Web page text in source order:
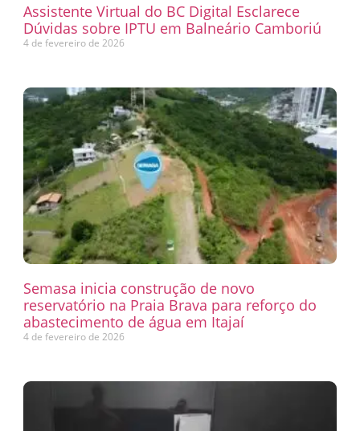
Assistente Virtual do BC Digital Esclarece
Dúvidas sobre IPTU em Balneário Camboriú
4 de fevereiro de 2026
Semasa inicia construção de novo
reservatório na Praia Brava para reforço do
abastecimento de água em Itajaí
4 de fevereiro de 2026